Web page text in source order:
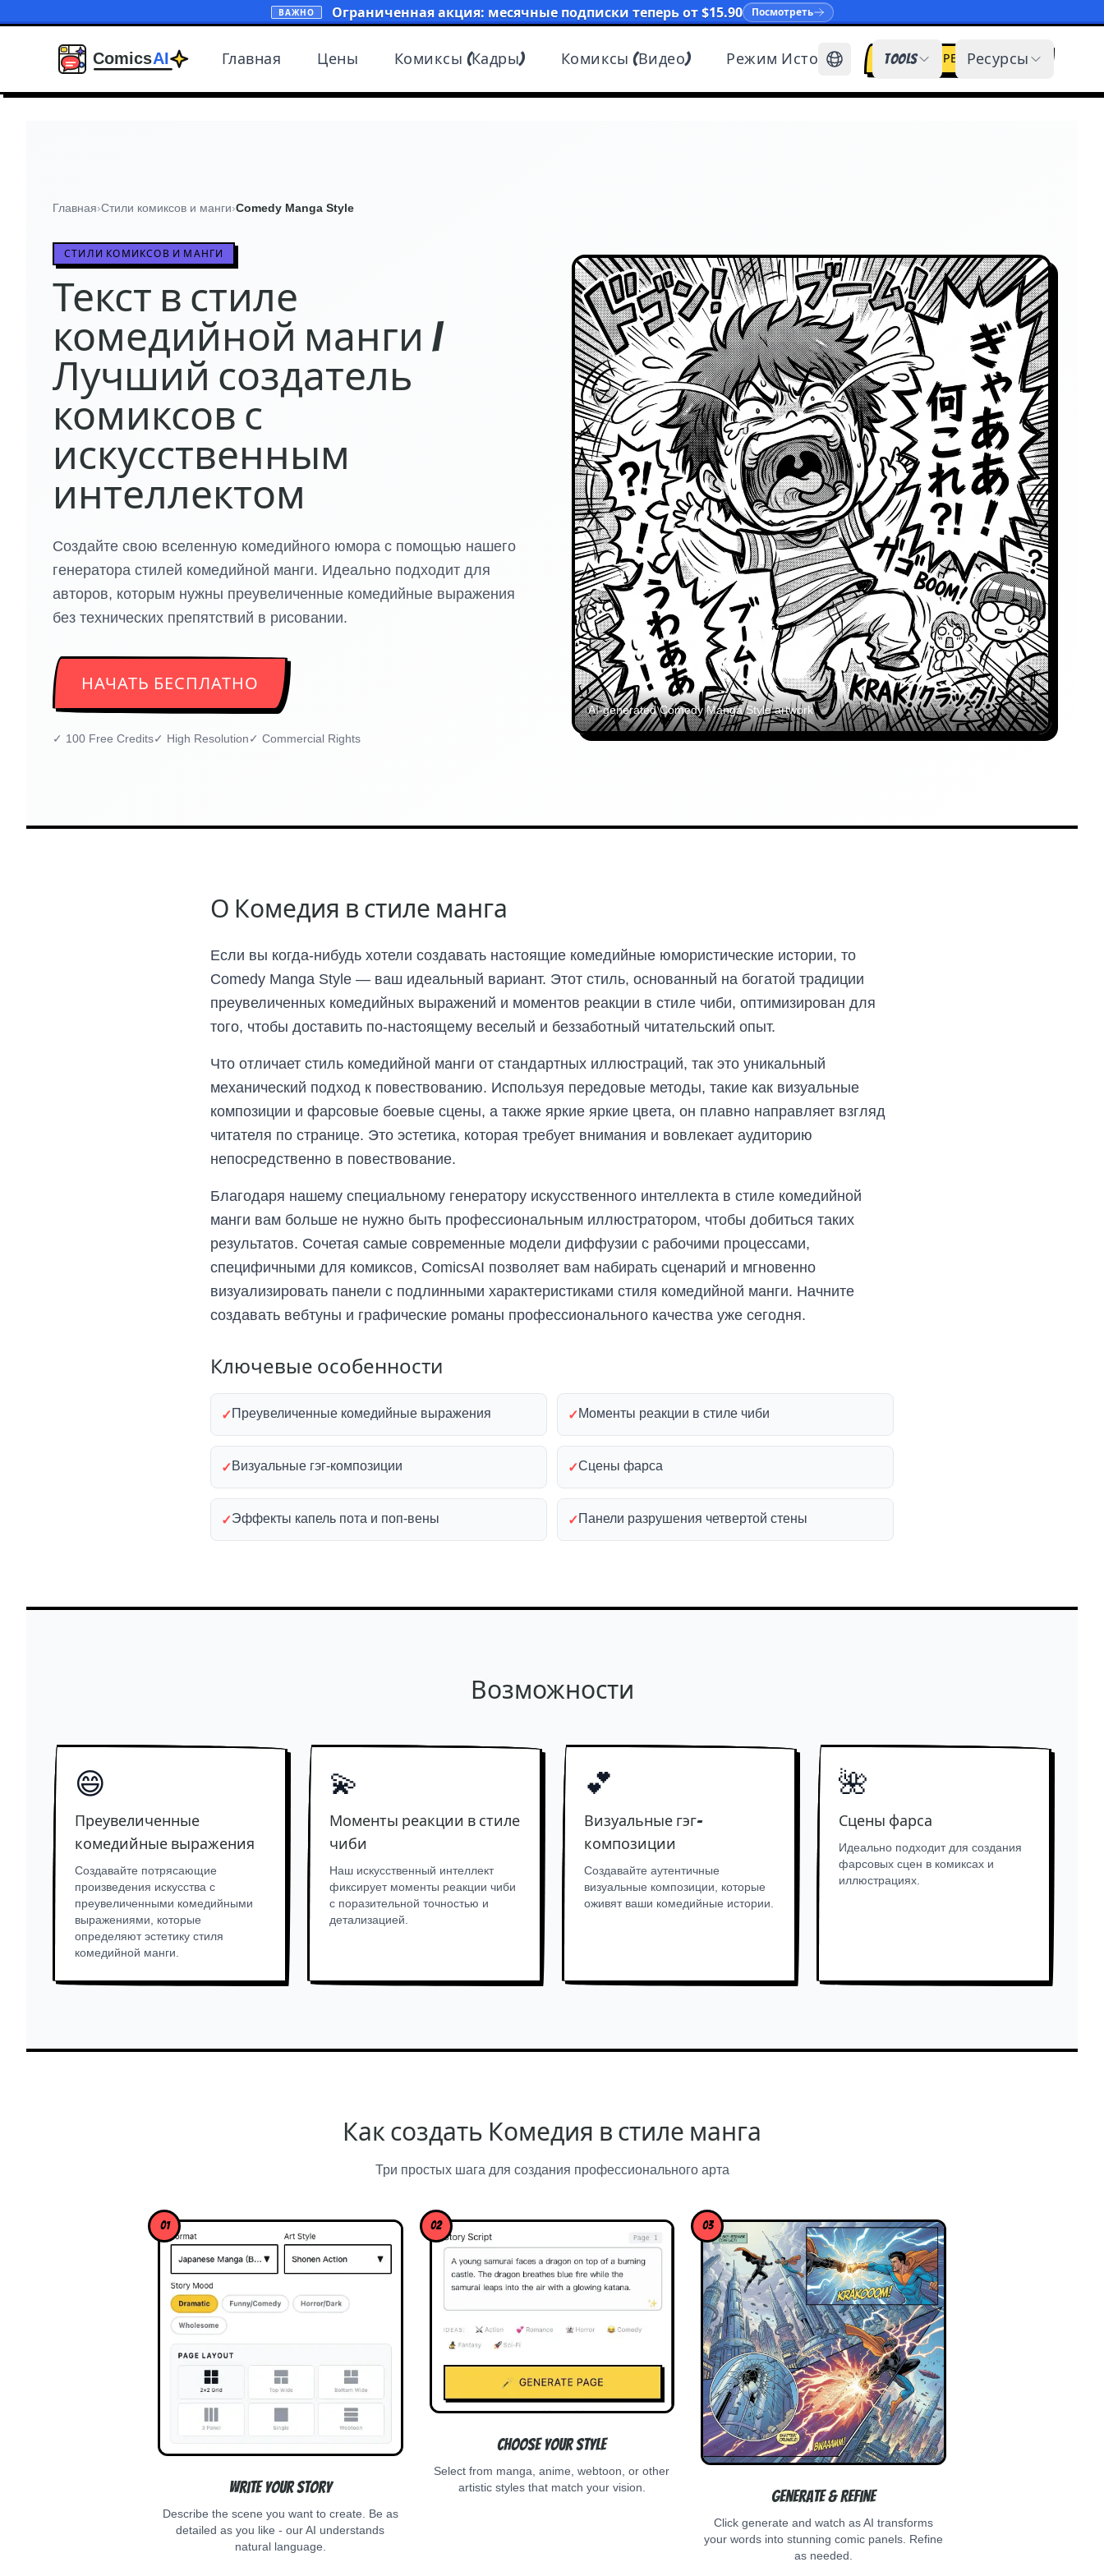
ВАЖНО Ограниченная акция: месячные подписки теперь от $15.90 Посмотреть
Главная Цены Комиксы (Кадры) Комиксы (Видео) Режим Истории Tools Ресурсы
ВОЙТИ / РЕГИСТРАЦИЯ
Главная›Стили комиксов и манги›Comedy Manga Style
СТИЛИ КОМИКСОВ И МАНГИ
Текст в стиле
комедийной манги |
Лучший создатель
комиксов с
искусственным
интеллектом
Создайте свою вселенную комедийного юмора с помощью нашего
генератора стилей комедийной манги. Идеально подходит для
авторов, которым нужны преувеличенные комедийные выражения
без технических препятствий в рисовании.
НАЧАТЬ БЕСПЛАТНО
✓ 100 Free Credits✓ High Resolution✓ Commercial Rights
AI-generatedComedy Manga Styleartwork
О Комедия в стиле манга
Если вы когда-нибудь хотели создавать настоящие комедийные юмористические истории, то
Comedy Manga Style — ваш идеальный вариант. Этот стиль, основанный на богатой традиции
преувеличенных комедийных выражений и моментов реакции в стиле чиби, оптимизирован для
того, чтобы доставить по-настоящему веселый и беззаботный читательский опыт.
Что отличает стиль комедийной манги от стандартных иллюстраций, так это уникальный
механический подход к повествованию. Используя передовые методы, такие как визуальные
композиции и фарсовые боевые сцены, а также яркие яркие цвета, он плавно направляет взгляд
читателя по странице. Это эстетика, которая требует внимания и вовлекает аудиторию
непосредственно в повествование.
Благодаря нашему специальному генератору искусственного интеллекта в стиле комедийной
манги вам больше не нужно быть профессиональным иллюстратором, чтобы добиться таких
результатов. Сочетая самые современные модели диффузии с рабочими процессами,
специфичными для комиксов, ComicsAI позволяет вам набирать сценарий и мгновенно
визуализировать панели с подлинными характеристиками стиля комедийной манги. Начните
создавать вебтуны и графические романы профессионального качества уже сегодня.
Ключевые особенности
✓Преувеличенные комедийные выражения ✓Моменты реакции в стиле чиби
✓Визуальные гэг-композиции ✓Сцены фарса
✓Эффекты капель пота и поп-вены ✓Панели разрушения четвертой стены
Возможности
😄
Преувеличенные
комедийные выражения
Создавайте потрясающие
произведения искусства с
преувеличенными комедийными
выражениями, которые
определяют эстетику стиля
комедийной манги.
💫
Моменты реакции в стиле
чиби
Наш искусственный интеллект
фиксирует моменты реакции чиби
с поразительной точностью и
детализацией.
💕
Визуальные гэг-
композиции
Создавайте аутентичные
визуальные композиции, которые
оживят ваши комедийные истории.
🌺
Сцены фарса
Идеально подходит для создания
фарсовых сцен в комиксах и
иллюстрациях.
Как создать Комедия в стиле манга
Три простых шага для создания профессионального арта
01
Write Your Story
Describe the scene you want to create. Be as
detailed as you like - our AI understands
natural language.
02
Choose Your Style
Select from manga, anime, webtoon, or other
artistic styles that match your vision.
03
Generate & Refine
Click generate and watch as AI transforms
your words into stunning comic panels. Refine
as needed.